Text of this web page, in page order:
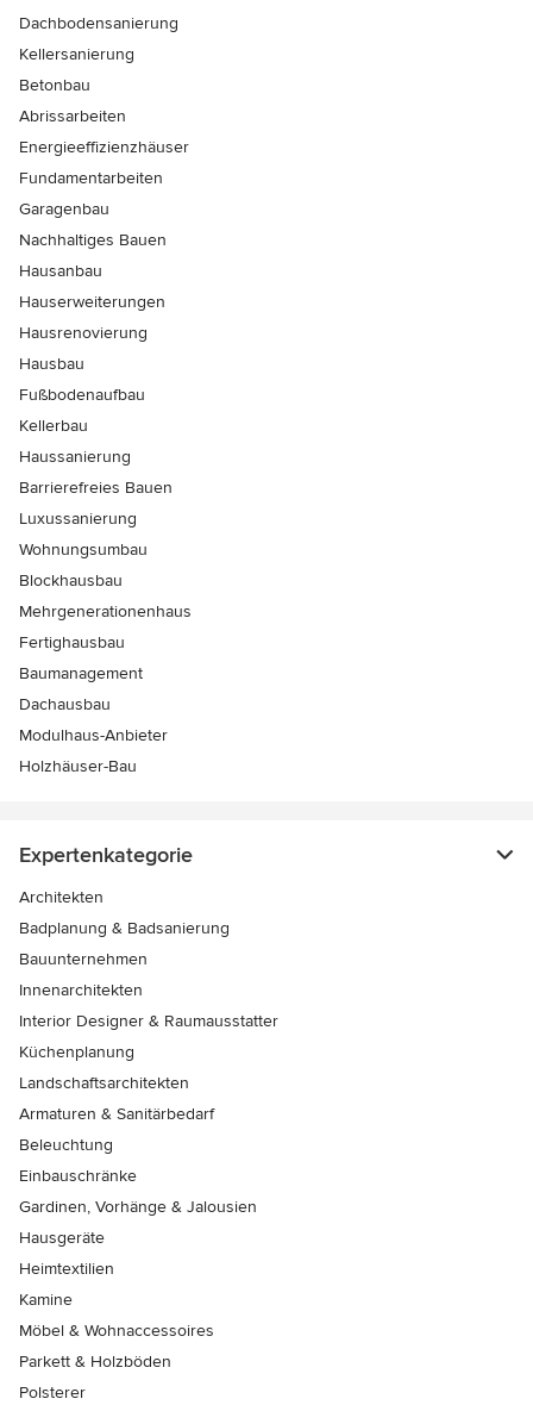
Dachbodensanierung
Kellersanierung
Betonbau
Abrissarbeiten
Energieeffizienzhäuser
Fundamentarbeiten
Garagenbau
Nachhaltiges Bauen
Hausanbau
Hauserweiterungen
Hausrenovierung
Hausbau
Fußbodenaufbau
Kellerbau
Haussanierung
Barrierefreies Bauen
Luxussanierung
Wohnungsumbau
Blockhausbau
Mehrgenerationenhaus
Fertighausbau
Baumanagement
Dachausbau
Modulhaus-Anbieter
Holzhäuser-Bau
Expertenkategorie
Architekten
Badplanung & Badsanierung
Bauunternehmen
Innenarchitekten
Interior Designer & Raumausstatter
Küchenplanung
Landschaftsarchitekten
Armaturen & Sanitärbedarf
Beleuchtung
Einbauschränke
Gardinen, Vorhänge & Jalousien
Hausgeräte
Heimtextilien
Kamine
Möbel & Wohnaccessoires
Parkett & Holzböden
Polsterer